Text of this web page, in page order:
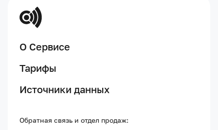
О Сервисе
Тарифы
Источники данных
Обратная связь и отдел продаж: